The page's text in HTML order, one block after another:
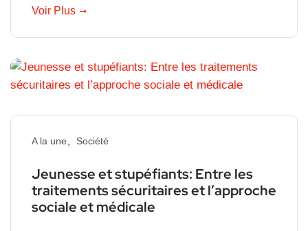
Voir Plus
A la une Société
Jeunesse et stupéfiants: Entre les
traitements sécuritaires et l’approche
sociale et médicale